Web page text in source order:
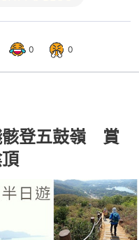
0 0
骸登五鼓嶺 賞